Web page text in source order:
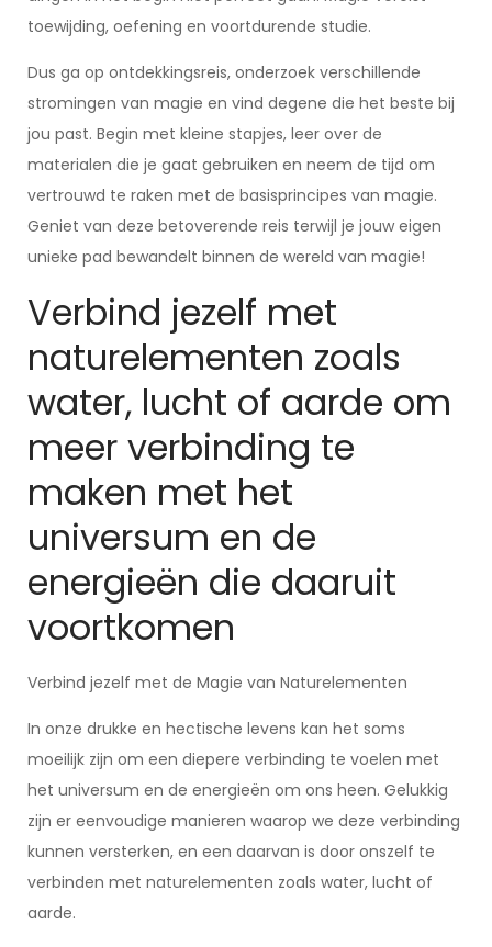
toewijding, oefening en voortdurende studie.
Dus ga op ontdekkingsreis, onderzoek verschillende
stromingen van magie en vind degene die het beste bij
jou past. Begin met kleine stapjes, leer over de
materialen die je gaat gebruiken en neem de tijd om
vertrouwd te raken met de basisprincipes van magie.
Geniet van deze betoverende reis terwijl je jouw eigen
unieke pad bewandelt binnen de wereld van magie!
Verbind jezelf met
naturelementen zoals
water, lucht of aarde om
meer verbinding te
maken met het
universum en de
energieën die daaruit
voortkomen
Verbind jezelf met de Magie van Naturelementen
In onze drukke en hectische levens kan het soms
moeilijk zijn om een diepere verbinding te voelen met
het universum en de energieën om ons heen. Gelukkig
zijn er eenvoudige manieren waarop we deze verbinding
kunnen versterken, en een daarvan is door onszelf te
verbinden met naturelementen zoals water, lucht of
aarde.